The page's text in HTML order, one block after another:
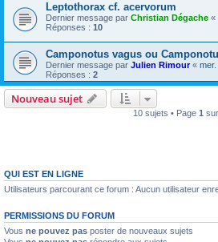
Leptothorax cf. acervorum
Dernier message par Christian Dégache «
Réponses : 10
Camponotus vagus ou
Dernier message par Julien Rimour«
Réponses : 2
Nouveau sujet
10 sujets • Page 1 sur
QUI EST EN LIGNE
Utilisateurs parcourant ce forum : Aucun utilisateur
PERMISSIONS DU FORUM
Vous ne pouvez pas poster de nouveaux sujets